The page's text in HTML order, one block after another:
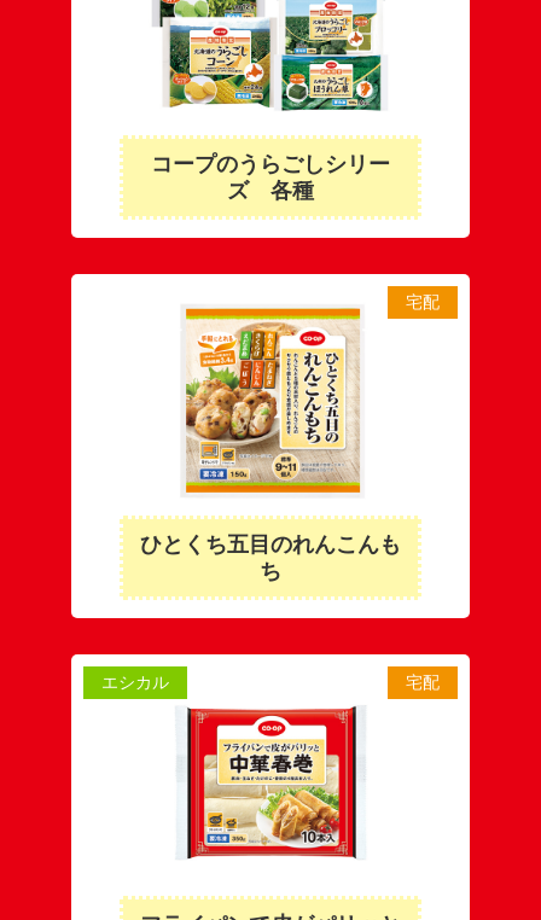
コープのうらごしシリー
ズ 各種
宅配
ひとくち五目のれんこんも
ち
エシカル 宅配